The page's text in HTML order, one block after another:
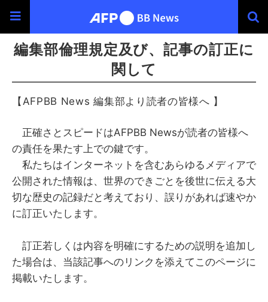
編集部倫理規定及び、記事の訂正に
関して
【 AFPBB News 編集部より読者の皆様へ 】
正確さとスピードはAFPBB Newsが読者の皆様へ
の責任を果たす上での鍵です。
私たちはインターネットを含むあらゆるメディアで
公開された情報は、世界のできごとを後世に伝える大
切な歴史の記録だと考えており、誤りがあれば速やか
に訂正いたします。
訂正若しくは内容を明確にするための説明を追加し
た場合は、当該記事へのリンクを添えてこのページに
掲載いたします。